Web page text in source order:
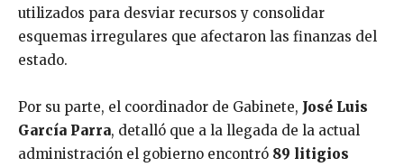
utilizados para desviar recursos y consolidar
esquemas irregulares que afectaron las finanzas del
estado.
Por su parte, el coordinador de Gabinete, José Luis
García Parra, detalló que a la llegada de la actual
administración el gobierno encontró 89 litigios